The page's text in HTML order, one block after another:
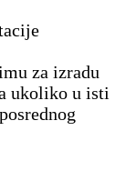
za izradu
ukoliko u isti